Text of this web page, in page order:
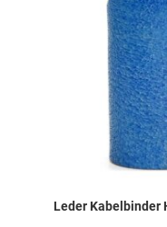
Leder Kabelbinder